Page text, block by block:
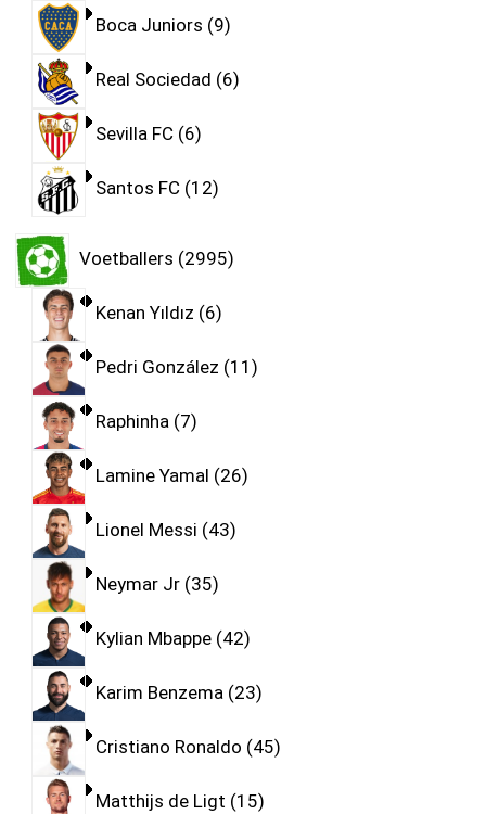
Boca Juniors 9
Real Sociedad 6
Sevilla FC 6
Santos FC 12
Voetballers 2995
Kenan Yıldız 6
Pedri González 11
Raphinha 7
Lamine Yamal 26
Lionel Messi 43
Neymar Jr 35
Kylian Mbappe 42
Karim Benzema 23
Cristiano Ronaldo 45
Matthijs de Ligt 15